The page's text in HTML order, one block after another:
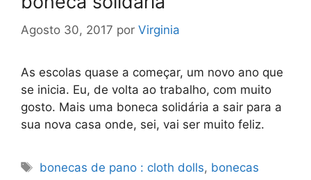
Agosto 30, 2017 por Virginia
As escolas quase a começar, um novo ano que
se inicia. Eu, de volta ao trabalho, com muito
gosto. Mais uma boneca solidária a sair para a
sua nova casa onde, sei, vai ser muito feliz.
Etiquetas
bonecas de pano : cloth dolls, bonecas